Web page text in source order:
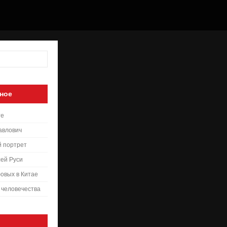
портрет
Руси
в Китае